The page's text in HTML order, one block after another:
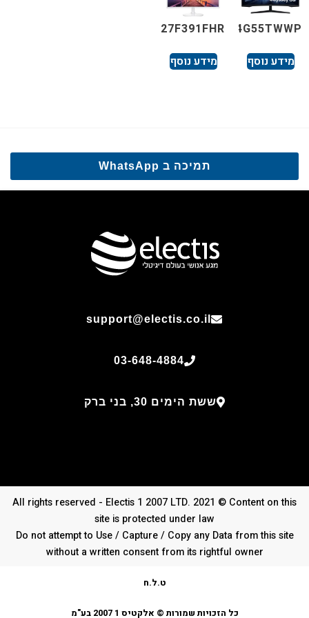
C34G55TWWP
מידע נוסף
C27F391FHR
מידע נוסף
תמיכה ב WhatsApp
support@electis.co.il
03-648-4884
ששת הימים 30, בני ברק
All rights reserved - Electis 1 2007 LTD. 2021 © Content on this
site is protected under law
Do not attempt to Use / Capture / Copy any Data from this site
without a written consent from its rightful owner
כל הזכויות שמורות © אלקטיס 1 2007 בע"מ
ט.ל.ח